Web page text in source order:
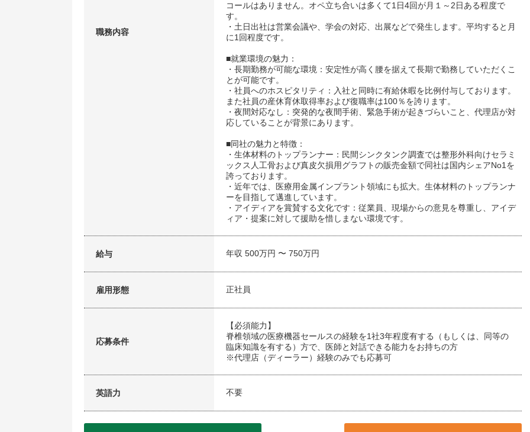
職務内容
コールはありません。オペ立ち合いは多くて1日4回が月１～2日ある程度で
す。
・土日出社は営業会議や、学会の対応、出展などで発生します。平均すると月
に1回程度です。
■就業環境の魅力：
・長期勤務が可能な環境：安定性が高く腰を据えて長期で勤務していただくこ
とが可能です。
・社員へのホスピタリティ：入社と同時に有給休暇を比例付与しております。
また社員の産休育休取得率および復職率は100％を誇ります。
・夜間対応なし：突発的な夜間手術、緊急手術が起きづらいこと、代理店が対
応していることが背景にあります。
■同社の魅力と特徴：
・生体材料のトップランナー：民間シンクタンク調査では整形外科向けセラミ
ックス人工骨および真皮欠損用グラフトの販売金額で同社は国内シェアNo1を
誇っております。
・近年では、医療用金属インプラント領域にも拡大。生体材料のトップランナ
ーを目指して邁進しています。
・アイディアを賞賛する文化です：従業員、現場からの意見を尊重し、アイデ
ィア・提案に対して援助を惜しまない環境です。
給与 年収 500万円 〜 750万円
雇用形態 正社員
応募条件
【必須能力】
脊椎領域の医療機器セールスの経験を1社3年程度有する（もしくは、同等の
臨床知識を有する）方で、医師と対話できる能力をお持ちの方
※代理店（ディーラー）経験のみでも応募可
英語力 不要